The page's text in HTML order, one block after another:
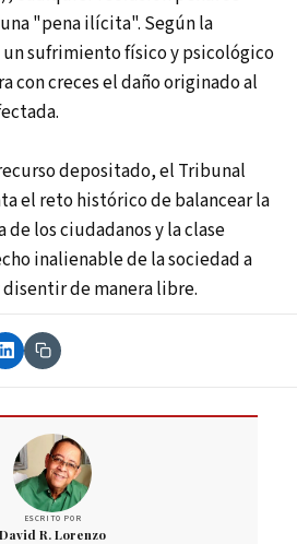
"pena ilícita". Según la
sufrimiento físico y psicológico
con creces el daño originado al
depositado, el Tribunal
el reto histórico de balancear la
los ciudadanos y la clase
inalienable de la sociedad a
de manera libre.
ESCRITO POR
David R. Lorenzo